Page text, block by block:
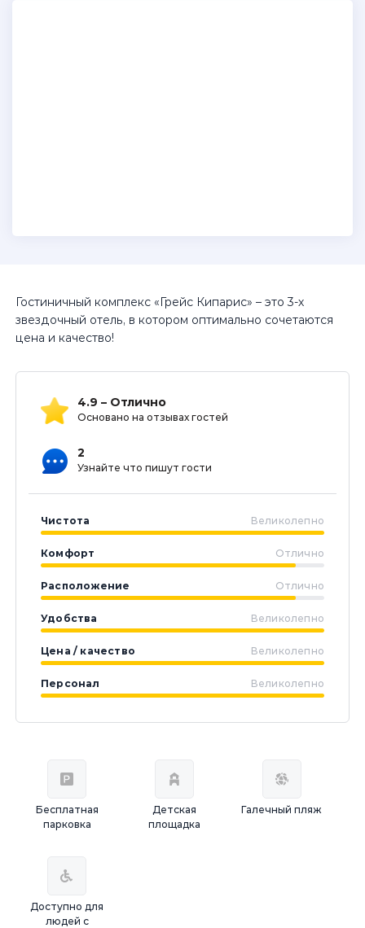
Гостиничный комплекс «Грейс Кипарис» – это 3-х
звездочный отель, в котором оптимально сочетаются
цена и качество!
4.9 – Отлично
Основано на отзывах гостей
2
Узнайте что пишут гости
Чистота Великолепно
Комфорт Отлично
Расположение Отлично
Удобства Великолепно
Цена / качество Великолепно
Персонал Великолепно
Бесплатная
парковка
Детская
площадка
Галечный пляж
Доступно для
людей с